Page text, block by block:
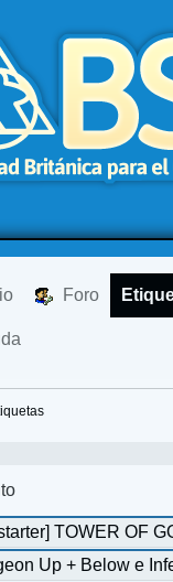
Foro
TOWER OF
Up + Below e